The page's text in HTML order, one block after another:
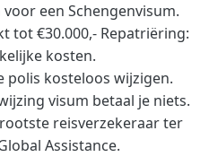
een Schengenvisum.
tot €30.000,- Repatriëring:
kosten.
polis kosteloos wijzigen.
visum betaal je niets.
reisverzekeraar ter
Assistance.